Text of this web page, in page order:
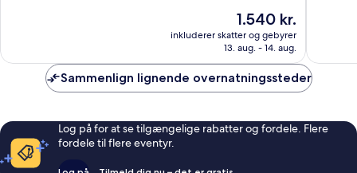
Prisen
er
1.540 kr.
1.540 kr.
inkluderer skatter og gebyrer
13. aug. - 14. aug.
Sammenlign lignende overnatningssteder
Log på for at se tilgængelige rabatter og fordele. Flere
fordele til flere eventyr.